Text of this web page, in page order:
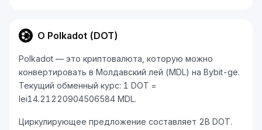
О Polkadot (DOT)
Polkadot — это криптовалюта, которую можно
конвертировать в Молдавский лей (MDL) на Bybit-ge.
Текущий обменный курс: 1 DOT =
lei14.21220904506584 MDL.
Циркулирующее предложение составляет 2B DOT.